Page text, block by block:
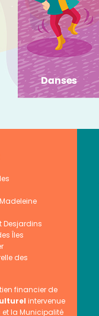
Desjardins
Îles
des
financier de
intervenue
et la Municipalité